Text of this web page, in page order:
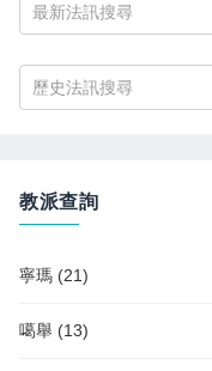
教派查詢
寧瑪 (21)
噶舉 (13)